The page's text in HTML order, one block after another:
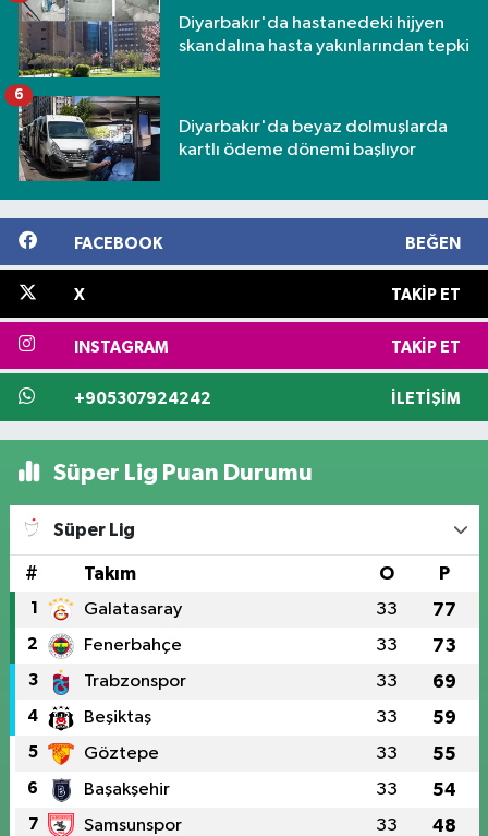
Diyarbakır'da hastanedeki hijyen
skandalına hasta yakınlarından tepki
Diyarbakır'da beyaz dolmuşlarda
kartlı ödeme dönemi başlıyor
6
FACEBOOK BEĞEN
X TAKIP ET
INSTAGRAM TAKIP ET
+905307924242 İLETIŞIM
Süper Lig Puan Durumu
Süper Lig
# Takım O P
1 Galatasaray 33 77
2 Fenerbahçe 33 73
3 Trabzonspor 33 69
4 Beşiktaş 33 59
5 Göztepe 33 55
6 Başakşehir 33 54
7 Samsunspor 33 48